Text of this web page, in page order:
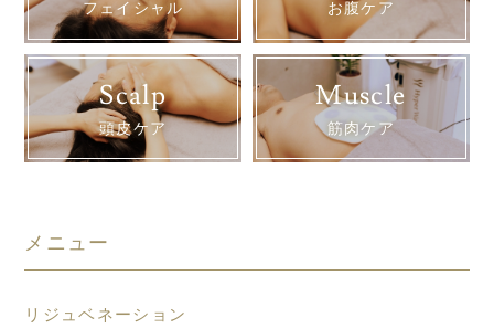
フェイシャル お腹ケア
Scalp
頭皮ケア
Muscle
筋肉ケア
メニュー
リジュベネーション